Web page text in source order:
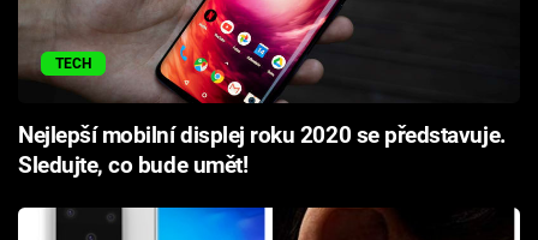
TECH
Nejlepší mobilní displej roku 2020 se představuje.
Sledujte, co bude umět!